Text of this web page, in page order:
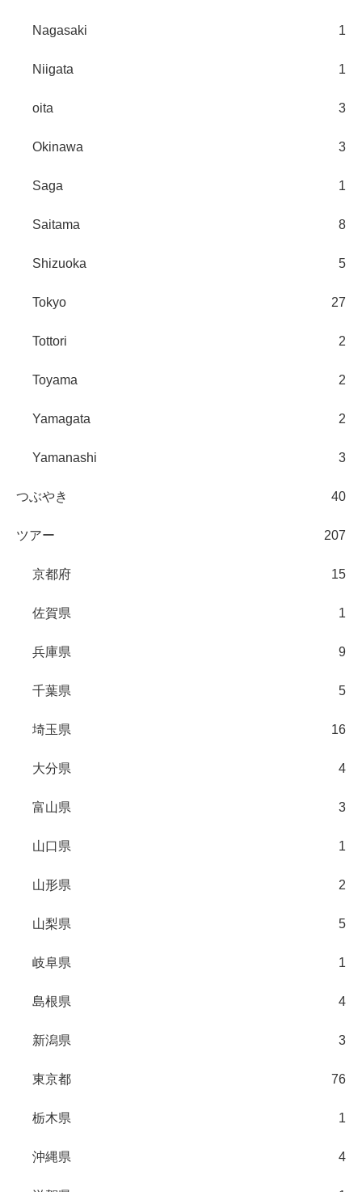
Nagasaki 1
Niigata 1
oita 3
Okinawa 3
Saga 1
Saitama 8
Shizuoka 5
Tokyo 27
Tottori 2
Toyama 2
Yamagata 2
Yamanashi 3
つぶやき 40
ツアー 207
京都府 15
佐賀県 1
兵庫県 9
千葉県 5
埼玉県 16
大分県 4
富山県 3
山口県 1
山形県 2
山梨県 5
岐阜県 1
島根県 4
新潟県 3
東京都 76
栃木県 1
沖縄県 4